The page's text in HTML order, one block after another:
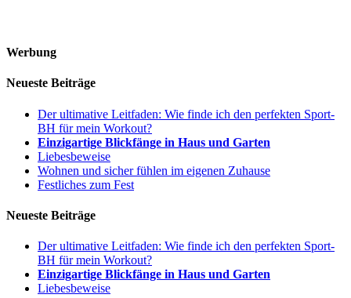
Werbung
Neueste Beiträge
Der ultimative Leitfaden: Wie finde ich den perfekten Sport-
BH für mein Workout?
Einzigartige Blickfänge in Haus und Garten
Liebesbeweise
Wohnen und sicher fühlen im eigenen Zuhause
Festliches zum Fest
Neueste Beiträge
Der ultimative Leitfaden: Wie finde ich den perfekten Sport-
BH für mein Workout?
Einzigartige Blickfänge in Haus und Garten
Liebesbeweise